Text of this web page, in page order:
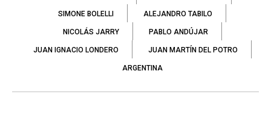
SIMONE BOLELLI ALEJANDRO TABILO
NICOLÁS JARRY PABLO ANDÚJAR
JUAN IGNACIO LONDERO JUAN MARTÍN DEL POTRO
ARGENTINA